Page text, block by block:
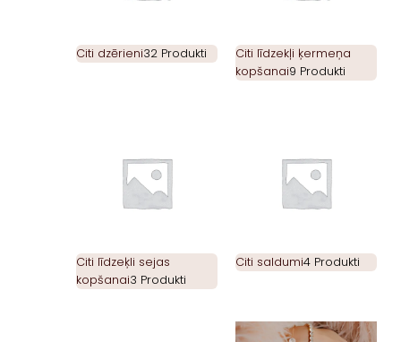
Citi dzērieni32 Produkti
Citi līdzekļi ķermeņa
kopšanai9 Produkti
Citi līdzeķli sejas
kopšanai3 Produkti
Citi saldumi4 Produkti